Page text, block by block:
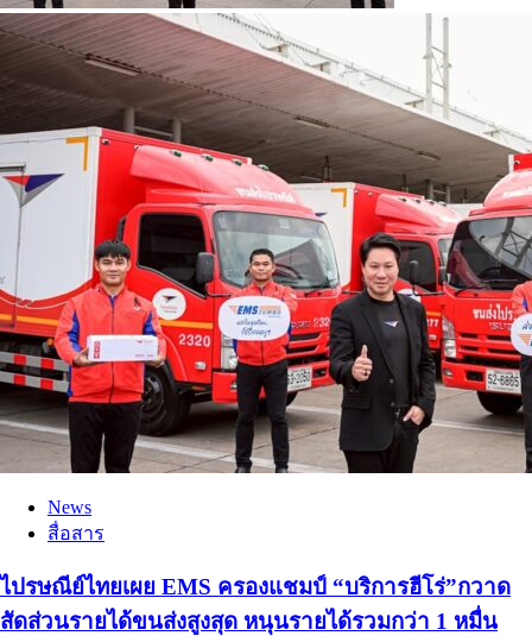
News
สื่อสาร
ไปรษณีย์ไทยเผย EMS ครองแชมป์ “บริการฮีโร่”กวาด
สัดส่วนรายได้ขนส่งสูงสุด หนุนรายได้รวมกว่า 1 หมื่น